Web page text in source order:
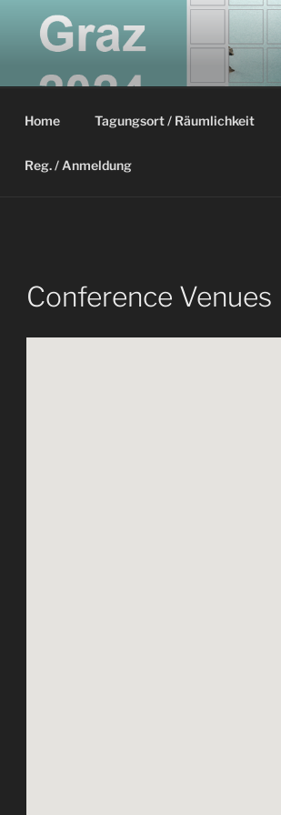
22.
veranstaltet von der Technischen
Home Tagungsort / Räumlichkeit
Reg. / Anmeldung
Conference Venues